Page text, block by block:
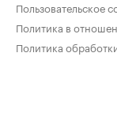
Пользовательское
Политика в
Политика